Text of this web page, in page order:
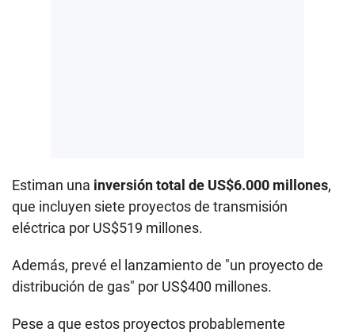
Estiman una inversión total de US$6.000 millones,
que incluyen siete proyectos de transmisión
eléctrica por US$519 millones.
Además, prevé el lanzamiento de "un proyecto de
distribución de gas" por US$400 millones.
Pese a que estos proyectos probablemente